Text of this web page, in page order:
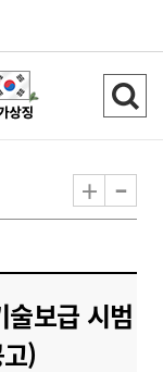
검
색
기
+ -
보급 시범
)